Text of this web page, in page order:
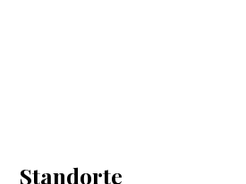
Standorte